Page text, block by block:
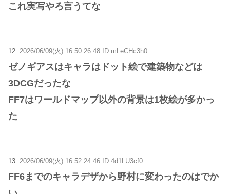
これ実写やろ言うてな
12: 2026/06/09(火) 16:50:26.48 ID:mLeCHc3h0
ゼノギアスはキャラはドット絵で建築物などは
3DCGだったな
FF7はワールドマップ以外の背景は1枚絵が多かっ
た
13: 2026/06/09(火) 16:52:24.46 ID:4d1LU3cf0
FF6までのキャラデザから野村に変わったのはでか